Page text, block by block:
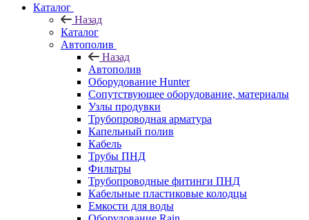
Каталог
Назад
Каталог
Автополив
Назад
Автополив
Оборудование Hunter
Сопутствующее оборудование, материалы
Узлы продувки
Трубопроводная арматура
Капельный полив
Кабель
Трубы ПНД
Фильтры
Трубопроводные фитинги ПНД
Кабельные пластиковые колодцы
Емкости для воды